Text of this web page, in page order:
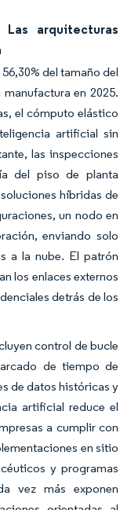
arquitecturas
del tamaño del
en 2025.
el cómputo elástico
artificial sin
las inspecciones
del piso de planta
híbridas de
un nodo en
enviando solo
a la nube. El patrón
los enlaces externos
detrás de los
control de bucle
de tiempo de
de datos históricas y
artificial reduce el
a cumplir con
en sitio
y programas
vez más exponen